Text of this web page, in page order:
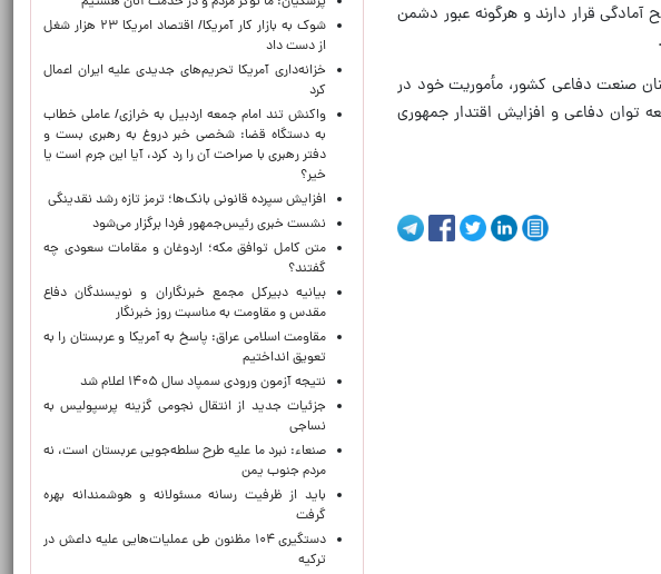
قرار دارند و هرگونه عبور دشمن
صنعت دفاعی کشور، مأموریت خود در
توان دفاعی و افزایش اقتدار جمهوری
شوک به بازار کار آمریکا/ اقتصاد امریکا ۲۳ هزار شغل
از دست داد
خزانه‌داری آمریکا تحریم‌های جدیدی علیه ایران اعمال
کرد
واکنش تند امام جمعه اردبیل به خرازی/ عاملی خطاب
به دستگاه قضا: شخصی خبر دروغ به رهبری بست و
دفتر رهبری با صراحت آن را رد کرد، آیا این جرم است یا
خیر؟
افزایش سپرده قانونی بانک‌ها؛ ترمز تازه رشد نقدینگی
نشست خبری رئیس‌جمهور فردا برگزار می‌شود
متن کامل توافق مکه؛ اردوغان و مقامات سعودی چه
گفتند؟
بیانیه دبیرکل مجمع خبرنگاران و نویسندگان دفاع
مقدس و مقاومت به مناسبت روز خبرنگار
مقاومت اسلامی عراق: پاسخ به آمریکا و عربستان را به
تعویق انداختیم
نتیجه آزمون ورودی سمپاد سال ۱۴۰۵ اعلام شد
جزئیات جدید از انتقال نجومی گزینه پرسپولیس به
نساجی
صنعاء: نبرد ما علیه طرح سلطه‌جویی عربستان است، نه
مردم جنوب یمن
باید از ظرفیت رسانه مسئولانه و هوشمندانه بهره
گرفت
دستگیری ۱۰۴ مظنون طی عملیات‌هایی علیه داعش در
ترکیه